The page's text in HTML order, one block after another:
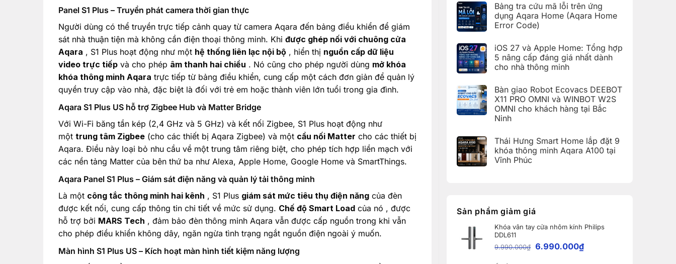
Panel S1 Plus – Truyền phát camera thời gian thực
Người dùng có thể truyền trực tiếp cảnh quay từ camera Aqara đến bảng điều khiển để giám
sát nhà thuận tiện mà không cần điện thoại thông minh. Khi được ghép nối với chuông cửa
Aqara , S1 Plus hoạt động như một hệ thống liên lạc nội bộ, hiển thị nguồn cấp dữ liệu
video trực tiếpvà cho phép âm thanh hai chiều . Nó cũng cho phép người dùng mở khóa
khóa thông minh Aqara trực tiếp từ bảng điều khiển, cung cấp một cách đơn giản để quản lý
quyền truy cập vào nhà, đặc biệt là đối với trẻ em hoặc thành viên lớn tuổi trong gia đình.
Aqara S1 Plus US hỗ trợ Zigbee Hub và Matter Bridge
Với Wi-Fi băng tần kép (2,4 GHz và 5 GHz) và kết nối Zigbee, S1 Plus hoạt động như
một trung tâm Zigbee(cho các thiết bị Aqara Zigbee) và một cầu nối Matter cho các thiết bị
Aqara. Điều này loại bỏ nhu cầu về một trung tâm riêng biệt, cho phép tích hợp liền mạch với
các nền tảng Matter của bên thứ ba như Alexa, Apple Home, Google Home và SmartThings.
Aqara Panel S1 Plus – Giám sát điện năng và quản lý tải thông minh
Là một công tắc thông minh hai kênh , S1 Plus giám sát mức tiêu thụ điện năngcủa đèn
được kết nối, cung cấp thông tin chi tiết về mức sử dụng. Chế độ Smart Loadcủa nó , được
hỗ trợ bởi MARS Tech , đảm bảo đèn thông minh Aqara vẫn được cấp nguồn trong khi vẫn
cho phép điều khiển không dây, ngăn ngừa tình trạng ngắt nguồn điện ngoài ý muốn.
Màn hình S1 Plus US – Kích hoạt màn hình tiết kiệm năng lượng
khách
hàng
tại
KDT
Hà
Nội
giao
nhà
thông
minh
Aqara
khách
hàng
tại
KDT
Ecopark,
Hưng
Yên
bình
luận
ở
Bàn
thông
minh
Aqara
tích
hợp
HomeKit
cho
khách
hàng
tại
Hải
Bảng tra cứu mã lỗi trên ứng
dụng Aqara Home (Aqara Home
Error Code)
bình
luận
ở
Bảng
mã
lỗi
trên
ứng
dụng
Aqara
Home
Error
Code)
iOS 27 và Apple Home: Tổng hợp
5 nâng cấp đáng giá nhất dành
cho nhà thông minh
bình
luận
ở
iOS
27
và
Home:
Tổng
hợp
5
nâng
thông
Bàn giao Robot Ecovacs DEEBOT
X11 PRO OMNI và WINBOT W2S
OMNI cho khách hàng tại Bắc
Ninh
bình
luận
ở
Bàn
OMNI
và
W2S
OMNI
cho
khách
Thái Hưng Smart Home lắp đặt 9
khóa thông minh Aqara A100 tại
Vĩnh Phúc
Hưng
Smart
lắp
đặt
khóa
minh
Sản phẩm giảm giá
Khóa vân tay cửa nhôm kính Philips
DDL611
9.990.000₫ 6.990.000₫